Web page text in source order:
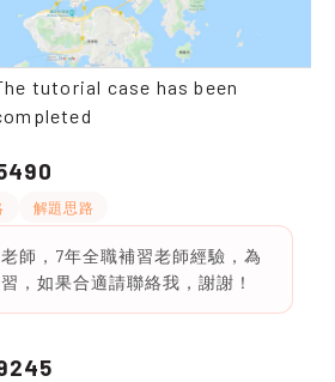
tutorial case has been
解題思路
師，7年全職補習老師經驗，為
，如果合適請聯絡我，謝謝！